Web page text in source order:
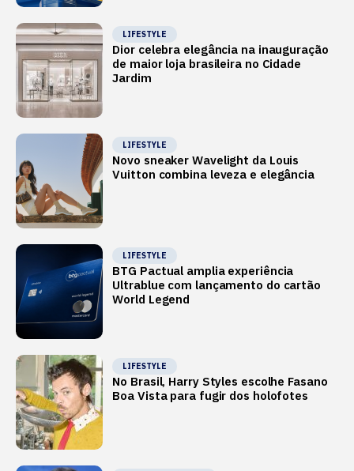
LIFESTYLE
Dior celebra elegância na inauguração
de maior loja brasileira no Cidade
Jardim
LIFESTYLE
Novo sneaker Wavelight da Louis
Vuitton combina leveza e elegância
LIFESTYLE
BTG Pactual amplia experiência
Ultrablue com lançamento do cartão
World Legend
LIFESTYLE
No Brasil, Harry Styles escolhe Fasano
Boa Vista para fugir dos holofotes